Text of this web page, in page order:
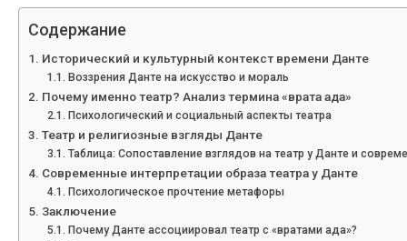
Содержание
Исторический и культурный контекст времени Данте
Воззрения Данте на искусство и мораль
Почему именно театр? Анализ термина «врата ада»
Психологический и социальный аспекты театра
Театр и религиозные взгляды Данте
Таблица: Сопоставление взглядов на театр у Данте и
Современные интерпретации образа театра у Данте
Психологическое прочтение метафоры
Заключение
Почему Данте ассоциировал театр с «вратами ада»?